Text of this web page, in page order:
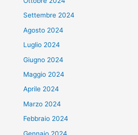
Settembre 2024
Agosto 2024
Luglio 2024
Giugno 2024
Maggio 2024
Aprile 2024
Marzo 2024
Febbraio 2024
Gennaio 2024